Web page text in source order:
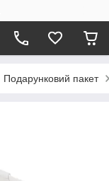
Подарунковий пакет